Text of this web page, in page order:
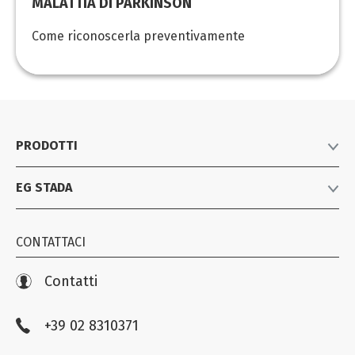
Come riconoscerla preventivamente
PRODOTTI
Listino prodotti
Consumer Healthcare
Biosimilari e specialistici
EG STADA
News
Iniziative
Compliance EG STADA
CONTATTACI
Contatti
+39 02 8310371